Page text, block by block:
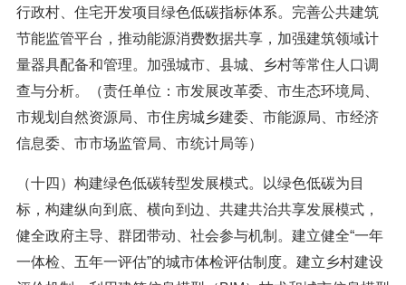
行政村、住宅开发项目绿色低碳指标体系。完善公共建筑
节能监管平台，推动能源消费数据共享，加强建筑领域计
量器具配备和管理。加强城市、县城、乡村等常住人口调
查与分析。（责任单位：市发展改革委、市生态环境局、
市规划自然资源局、市住房城乡建委、市能源局、市经济
信息委、市市场监管局、市统计局等）
（十四）构建绿色低碳转型发展模式。以绿色低碳为目
标，构建纵向到底、横向到边、共建共治共享发展模式，
健全政府主导、群团带动、社会参与机制。建立健全“一年
一体检、五年一评估”的城市体检评估制度。建立乡村建设